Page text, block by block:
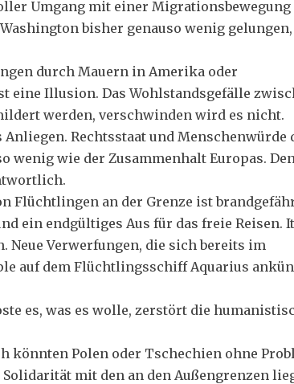
Umgang mit einer Migrationsbewegung
bisher genauso wenig
durch Mauern in Amerika oder
eine Illusion. Das Wohlstandsgefälle
werden, verschwinden wird es nicht.
Rechtsstaat und Menschenwürde
wenig wie der Zusammenhalt Europas.
Flüchtlingen an der Grenze ist
ein endgültiges Aus für das freie Reisen.
Verwerfungen, die sich bereits im
auf dem Flüchtlingsschiff Aquarius
es, was es wolle, zerstört die
könnten Polen oder Tschechien ohne
mit den an den Außengrenzen